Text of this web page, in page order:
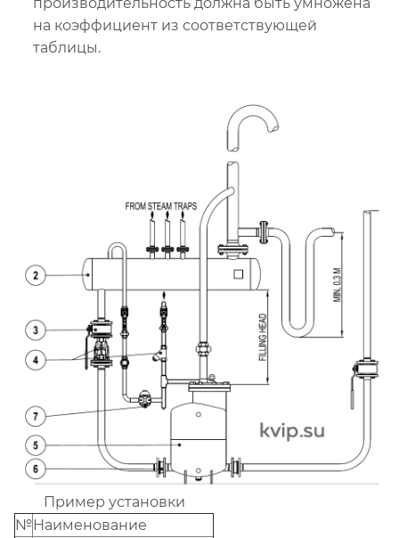
на коэффициент из соответствующей
таблицы.
Пример установки
№Наименование